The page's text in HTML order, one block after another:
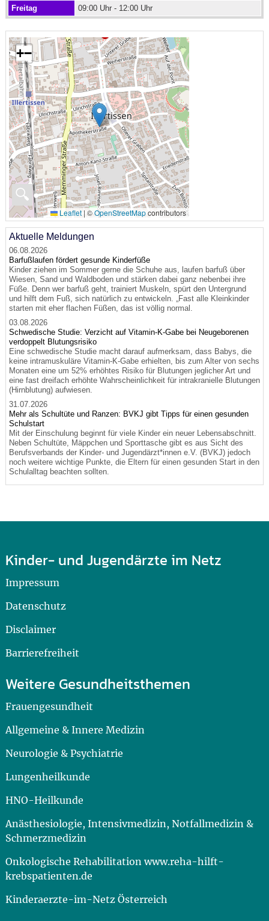
Freitag
09:00 Uhr - 12:00 Uhr
🔍
+−
Leaflet |©OpenStreetMapcontributors
Aktuelle Meldungen
06.08.2026
Barfußlaufen fördert gesunde Kinderfüße
Kinder ziehen im Sommer gerne die Schuhe aus, laufen barfuß über
Wiesen, Sand und Waldboden und stärken dabei ganz nebenbei ihre
Füße. Denn wer barfuß geht, trainiert Muskeln, spürt den Untergrund
und hilft dem Fuß, sich natürlich zu entwickeln. „Fast alle Kleinkinder
starten mit eher flachen Füßen, das ist völlig normal.
03.08.2026
Schwedische Studie: Verzicht auf Vitamin-K-Gabe bei Neugeborenen
verdoppelt Blutungsrisiko
Eine schwedische Studie macht darauf aufmerksam, dass Babys, die
keine intramuskuläre Vitamin-K-Gabe erhielten, bis zum Alter von sechs
Monaten eine um 52% erhöhtes Risiko für Blutungen jeglicher Art und
eine fast dreifach erhöhte Wahrscheinlichkeit für intrakranielle Blutungen
(Hirnblutung) aufwiesen.
31.07.2026
Mehr als Schultüte und Ranzen: BVKJ gibt Tipps für einen gesunden
Schulstart
Mit der Einschulung beginnt für viele Kinder ein neuer Lebensabschnitt.
Neben Schultüte, Mäppchen und Sporttasche gibt es aus Sicht des
Berufsverbands der Kinder- und Jugendärzt*innen e.V. (BVKJ) jedoch
noch weitere wichtige Punkte, die Eltern für einen gesunden Start in den
Schulalltag beachten sollten.
Kinder- und Jugendärzte im Netz
Impressum
Datenschutz
Disclaimer
Barrierefreiheit
Weitere Gesundheitsthemen
Frauengesundheit
Allgemeine & Innere Medizin
Neurologie & Psychiatrie
Lungenheilkunde
HNO-Heilkunde
Anästhesiologie, Intensivmedizin, Notfallmedizin &
Schmerzmedizin
Onkologische Rehabilitation www.reha-hilft-
krebspatienten.de
Kinderaerzte-im-Netz Österreich